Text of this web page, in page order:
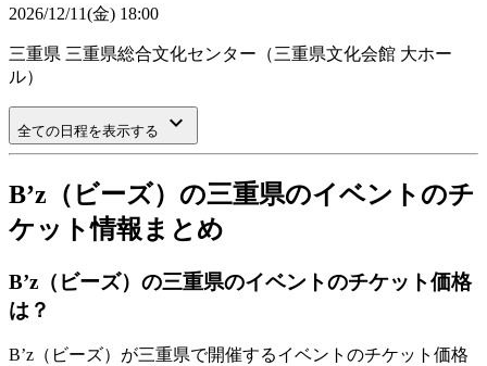
2026/12/11(金) 18:00
三重県 三重県総合文化センター（三重県文化会館 大ホー
ル）
全ての日程を表示する keyboard_arrow_down
B’z（ビーズ）の三重県のイベントのチ
ケット情報まとめ
B’z（ビーズ）の三重県のイベントのチケット価格
は？
B’z（ビーズ）が三重県で開催するイベントのチケット価格